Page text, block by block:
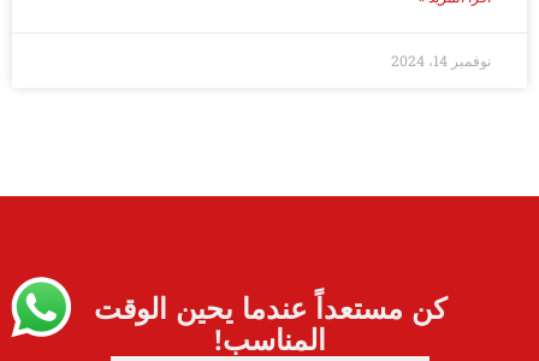
نوفمبر 14، 2024
كن مستعداً عندما يحين الوقت
المناسب!